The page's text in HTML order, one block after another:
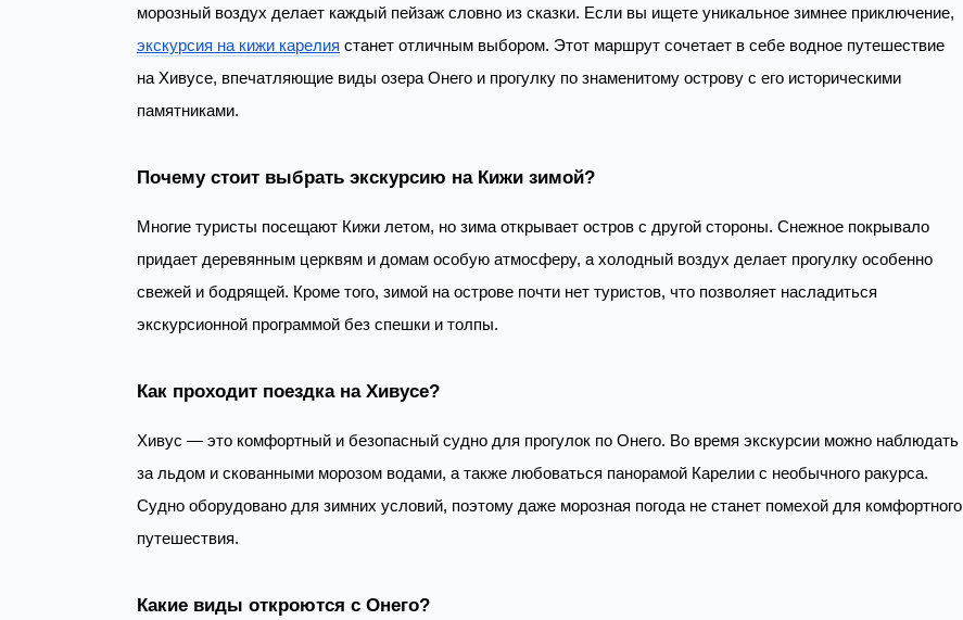
морозный воздух делает каждый пейзаж словно из сказки. Если вы ищете уникальное зимнее приключение,
экскурсия на кижи карелия станет отличным выбором. Этот маршрут сочетает в себе водное путешествие
на Хивусе, впечатляющие виды озера Онего и прогулку по знаменитому острову с его историческими
памятниками.
Почему стоит выбрать экскурсию на Кижи зимой?
Многие туристы посещают Кижи летом, но зима открывает остров с другой стороны. Снежное покрывало
придает деревянным церквям и домам особую атмосферу, а холодный воздух делает прогулку особенно
свежей и бодрящей. Кроме того, зимой на острове почти нет туристов, что позволяет насладиться
экскурсионной программой без спешки и толпы.
Как проходит поездка на Хивусе?
Хивус — это комфортный и безопасный судно для прогулок по Онего. Во время экскурсии можно наблюдать
за льдом и скованными морозом водами, а также любоваться панорамой Карелии с необычного ракурса.
Судно оборудовано для зимних условий, поэтому даже морозная погода не станет помехой для комфортного
путешествия.
Какие виды откроются с Онего?